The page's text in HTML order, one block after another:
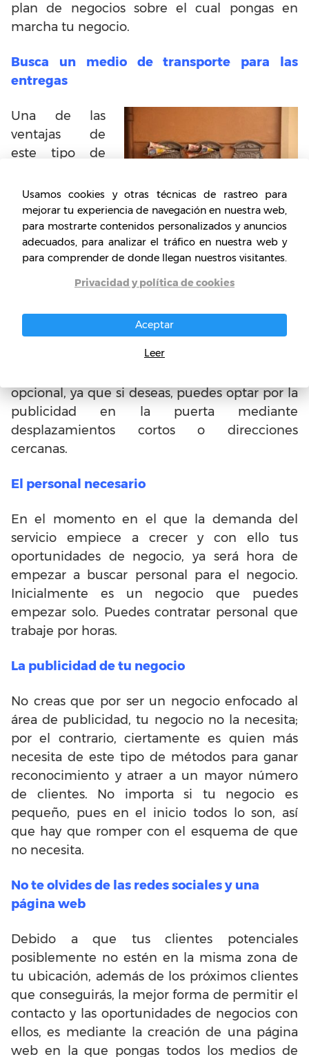
plan de negocios sobre el cual pongas en
marcha tu negocio.
Busca un medio de transporte para las
entregas
Una de las
ventajas de
este tipo de
preocupación
inicial del
emprendedor debe ser el medio de transporte
que va a usar. Esto porque los demás gastos
van por cuenta de las empresas que los
que ofreces.
Recuerda que la búsqueda de un medio de
opcional, ya que si deseas, puedes optar por la
publicidad en la puerta mediante
desplazamientos cortos o direcciones
cercanas.
El personal necesario
En el momento en el que la demanda del
servicio empiece a crecer y con ello tus
oportunidades de negocio, ya será hora de
empezar a buscar personal para el negocio.
Inicialmente es un negocio que puedes
empezar solo. Puedes contratar personal que
trabaje por horas.
La publicidad de tu negocio
No creas que por ser un negocio enfocado al
área de publicidad, tu negocio no la necesita;
por el contrario, ciertamente es quien más
necesita de este tipo de métodos para ganar
reconocimiento y atraer a un mayor número
de clientes. No importa si tu negocio es
pequeño, pues en el inicio todos lo son, así
que hay que romper con el esquema de que
no necesita.
No te olvides de las redes sociales y una
página web
Debido a que tus clientes potenciales
posiblemente no estén en la misma zona de
tu ubicación, además de los próximos clientes
que conseguirás, la mejor forma de permitir el
contacto y las oportunidades de negocios con
ellos, es mediante la creación de una página
web en la que pongas todos los medios de
Usamos cookies y otras técnicas de rastreo para
mejorar tu experiencia de navegación en nuestra web,
para mostrarte contenidos personalizados y anuncios
adecuados, para analizar el tráfico en nuestra web y
para comprender de donde llegan nuestros visitantes.
Privacidad y política de cookies
Aceptar
Leer